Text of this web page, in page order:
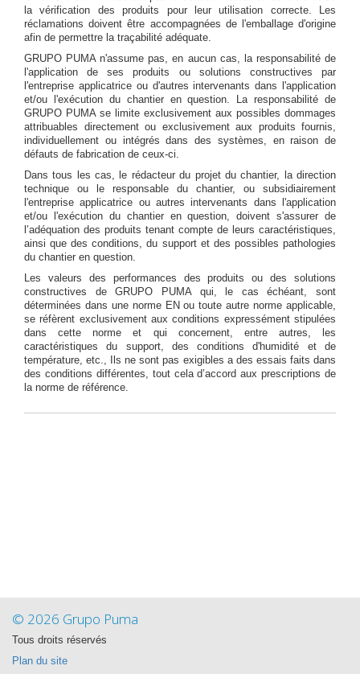
la vérification des produits pour leur utilisation correcte. Les
réclamations doivent être accompagnées de l'emballage d'origine
afin de permettre la traçabilité adéquate.
GRUPO PUMA n'assume pas, en aucun cas, la responsabilité de
l'application de ses produits ou solutions constructives par
l'entreprise applicatrice ou d'autres intervenants dans l'application
et/ou l'exécution du chantier en question. La responsabilité de
GRUPO PUMA se limite exclusivement aux possibles dommages
attribuables directement ou exclusivement aux produits fournis,
individuellement ou intégrés dans des systèmes, en raison de
défauts de fabrication de ceux-ci.
Dans tous les cas, le rédacteur du projet du chantier, la direction
technique ou le responsable du chantier, ou subsidiairement
l'entreprise applicatrice ou autres intervenants dans l'application
et/ou l'exécution du chantier en question, doivent s'assurer de
l’adéquation des produits tenant compte de leurs caractéristiques,
ainsi que des conditions, du support et des possibles pathologies
du chantier en question.
Les valeurs des performances des produits ou des solutions
constructives de GRUPO PUMA qui, le cas échéant, sont
déterminées dans une norme EN ou toute autre norme applicable,
se réfèrent exclusivement aux conditions expressément stipulées
dans cette norme et qui concernent, entre autres, les
caractéristiques du support, des conditions d'humidité et de
température, etc., Ils ne sont pas exigibles a des essais faits dans
des conditions différentes, tout cela d’accord aux prescriptions de
la norme de référence.
© 2026 Grupo Puma
Tous droits réservés
Plan du site